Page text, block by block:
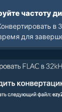
частоту
в
для